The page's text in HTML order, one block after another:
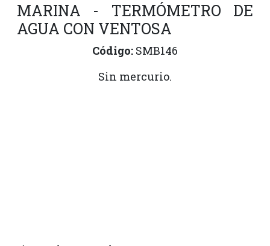
MARINA - TERMÓMETRO DE
AGUA CON VENTOSA
Código: SMB146
Sin mercurio.